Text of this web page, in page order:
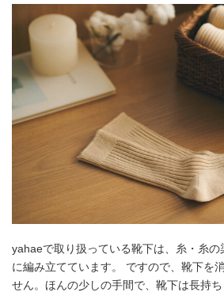
yahaeで取り扱っている靴下は、糸・糸
に編み立てています。 ですので、靴下を
せん。ほんの少しの手間で、靴下は長持ち